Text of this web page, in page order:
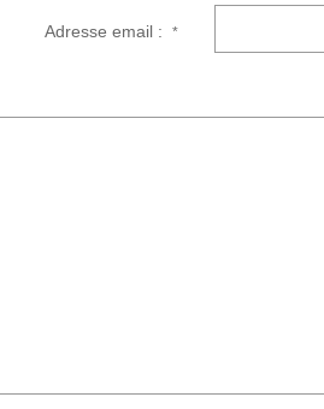
Adresse email :*